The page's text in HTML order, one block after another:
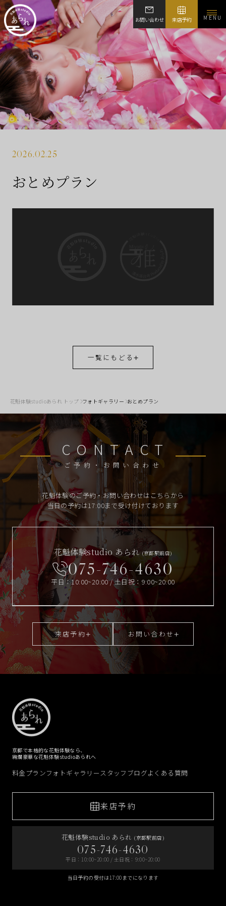
お問い合わせ 来店予約 MENU
2026.02.25
おとめプラン
一覧にもどる
花魁体験studioあられ トップ フォトギャラリー おとめプラン
CONTACT
ご予約・お問い合わせ
花魁体験のご予約・お問い合わせはこちらから
当日の予約は17:00まで受け付けております
花魁体験studio あられ (京都駅前店)
075-746-4630
平日：10:00~20:00 / 土日祝：9:00~20:00
来店予約 お問い合わせ
京都で本格的な花魁体験なら、
絢爛豪華な花魁体験studioあられへ
料金プランフォトギャラリースタッフブログよくある質問
来店予約
花魁体験studio あられ (京都駅前店)
075-746-4630
平日：10:00~20:00 / 土日祝：9:00~20:00
当日予約の受付は17:00までになります